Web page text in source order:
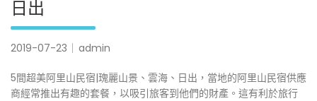
日出
2019-07-23 admin
5間超美阿里山民宿|瑰麗山景、雲海、日出，當地的阿里山民宿供應
商經常推出有趣的套餐，以吸引旅客到他們的財產。這有利於旅行